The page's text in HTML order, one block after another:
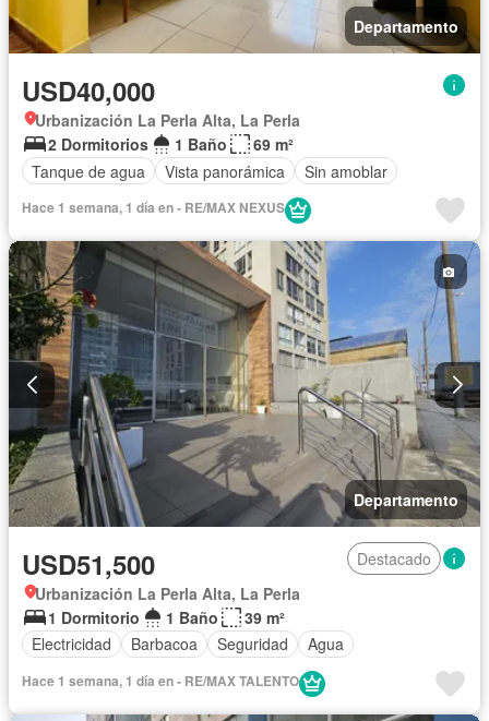
Departamento
USD40,000
Urbanización La Perla Alta, La Perla
2 Dormitorios
1 Baño
69 m²
Tanque de agua
Vista panorámica Sin amoblar
Hace 1 semana, 1 día en - RE/MAX NEXUS
Departamento
USD51,500
Destacado
Urbanización La Perla Alta, La Perla
1 Dormitorio
1 Baño
39 m²
Electricidad
Barbacoa Seguridad Agua
Hace 1 semana, 1 día en - RE/MAX TALENTO